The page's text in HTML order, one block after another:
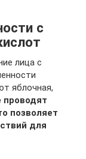
с
лица с
яблочная,
позволяет
для